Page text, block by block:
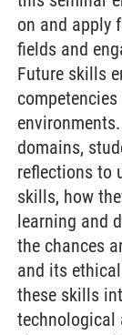
on and apply
fields and
Future skills
domains,
reflections to
skills, how
learning and
the chances
and its
these skills
technological